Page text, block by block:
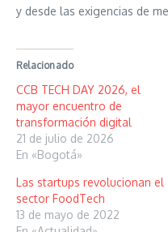
y desde las exigencias de
Relacionado
CCB TECH DAY 2026, el
mayor encuentro de
transformación digital
21 de julio de 2026
En «Bogotá»
Las startups revolucionan el
sector FoodTech
13 de mayo de 2022